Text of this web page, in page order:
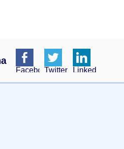
FacebookTwitter Linkedin